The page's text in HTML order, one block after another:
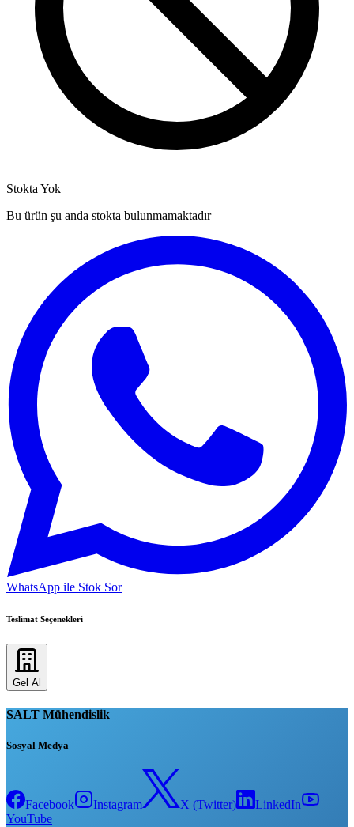
Stokta Yok
Bu ürün şu anda stokta bulunmamaktadır
WhatsApp ile Stok Sor
Teslimat Seçenekleri
Gel Al
SALT Mühendislik
Sosyal Medya
Facebook Instagram X (Twitter)
LinkedIn
YouTube